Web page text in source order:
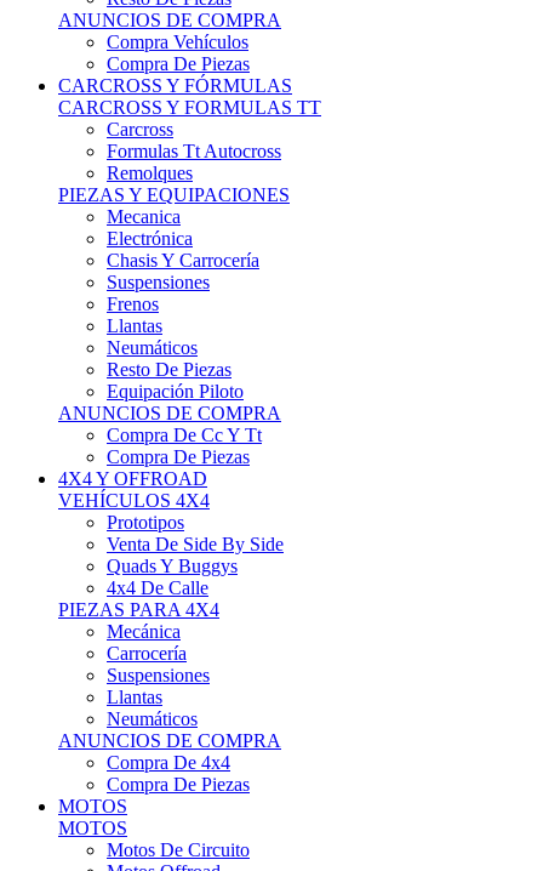
ANUNCIOS DE COMPRA
Compra Vehículos
Compra De Piezas
CARCROSS Y FÓRMULAS
CARCROSS Y FORMULAS TT
Carcross
Formulas Tt Autocross
Remolques
PIEZAS Y EQUIPACIONES
Mecanica
Electrónica
Chasis Y Carrocería
Suspensiones
Frenos
Llantas
Neumáticos
Resto De Piezas
Equipación Piloto
ANUNCIOS DE COMPRA
Compra De Cc Y Tt
Compra De Piezas
4X4 Y OFFROAD
VEHÍCULOS 4X4
Prototipos
Venta De Side By Side
Quads Y Buggys
4x4 De Calle
PIEZAS PARA 4X4
Mecánica
Carrocería
Suspensiones
Llantas
Neumáticos
ANUNCIOS DE COMPRA
Compra De 4x4
Compra De Piezas
MOTOS
MOTOS
Motos De Circuito